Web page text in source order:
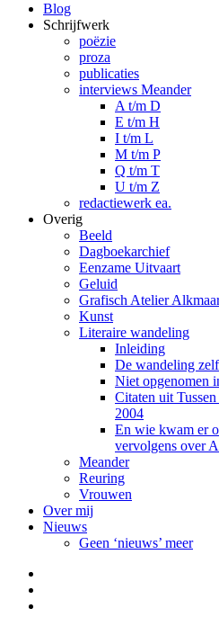
Blog
Schrijfwerk
poëzie
proza
publicaties
interviews Meander
A t/m D
E t/m H
I t/m L
M t/m P
Q t/m T
U t/m Z
redactiewerk ea.
Overig
Beeld
Dagboekarchief
Eenzame Uitvaart
Geluid
Grafisch Atelier
Kunst
Literaire wandeling
Inleiding
De wandeling zelf
Niet opgenomen
Citaten uit
2004
En wie kwam er
vervolgens over
Meander
Reuring
Vrouwen
Over mij
Nieuws
Geen ‘nieuws’ meer